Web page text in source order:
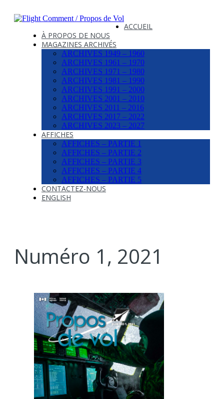
ACCUEIL
À PROPOS DE NOUS
MAGAZINES ARCHIVÉS
ARCHIVES 1949 – 1960
ARCHIVES 1961 – 1970
ARCHIVES 1971 – 1980
ARCHIVES 1981 – 1990
ARCHIVES 1991 – 2000
ARCHIVES 2001 – 2010
ARCHIVES 2011 – 2016
ARCHIVES 2017 – 2022
ARCHIVES 2023 – 2027
AFFICHES
AFFICHES – PARTIE 1
AFFICHES – PARTIE 2
AFFICHES – PARTIE 3
AFFICHES – PARTIE 4
AFFICHES – PARTIE 5
CONTACTEZ-NOUS
ENGLISH
Numéro 1, 2021